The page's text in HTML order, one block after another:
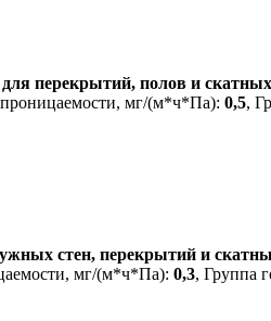
для перекрытий, полов и
мг/(м*ч*Па): 0,5,
стен, перекрытий и
мг/(м*ч*Па): 0,3, Группа